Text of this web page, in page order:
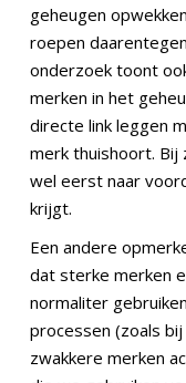
geheugen
roepen
onderzoek toont
merken in het
directe link leggen
merk thuishoort. Bij
wel eerst naar
krijgt.
Een andere
dat sterke merken
normaliter
processen (zoals
zwakkere merken